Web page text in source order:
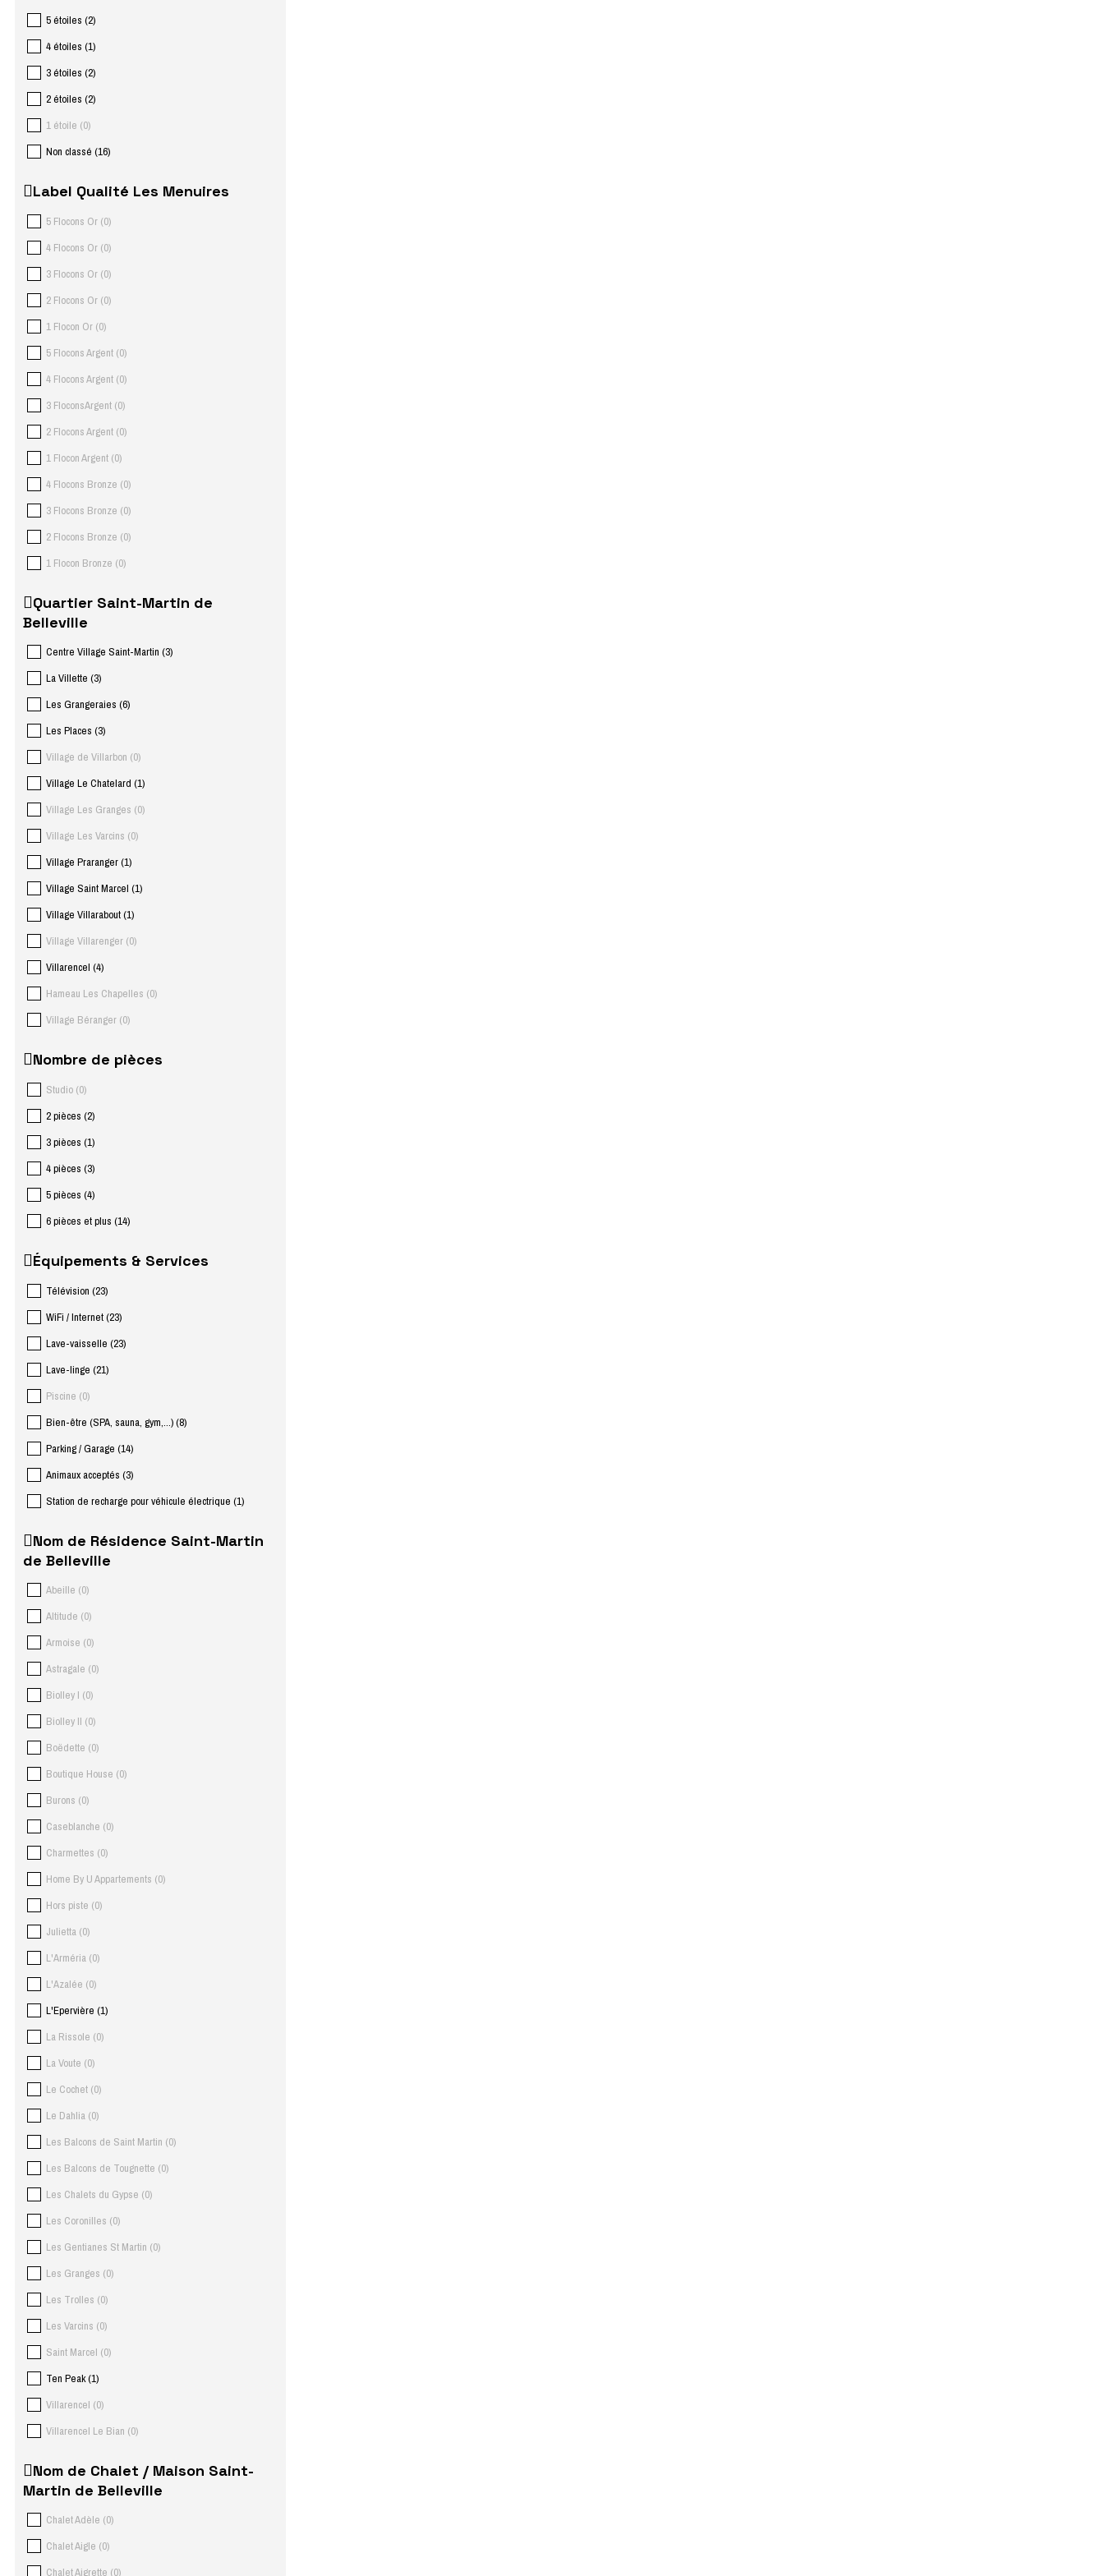
5 étoiles (2)
4 étoiles (1)
3 étoiles (2)
2 étoiles (2)
1 étoile (0)
Non classé (16)
Label Qualité Les Menuires
5 Flocons Or (0)
4 Flocons Or (0)
3 Flocons Or (0)
2 Flocons Or (0)
1 Flocon Or (0)
5 Flocons Argent (0)
4 Flocons Argent (0)
3 FloconsArgent (0)
2 Flocons Argent (0)
1 Flocon Argent (0)
4 Flocons Bronze (0)
3 Flocons Bronze (0)
2 Flocons Bronze (0)
1 Flocon Bronze (0)
Quartier Saint-Martin de
Belleville
Centre Village Saint-Martin (3)
La Villette (3)
Les Grangeraies (6)
Les Places (3)
Village de Villarbon (0)
Village Le Chatelard (1)
Village Les Granges (0)
Village Les Varcins (0)
Village Praranger(1)
Village Saint Marcel (1)
Village Villarabout(1)
Village Villarenger (0)
Villarencel (4)
Hameau Les Chapelles (0)
Village Béranger (0)
Nombre de pièces
Studio (0)
2 pièces (2)
3 pièces (1)
4 pièces (3)
5 pièces (4)
6 pièces et plus (14)
Équipements & Services
Télévision (23)
WiFi / Internet(23)
Lave-vaisselle (23)
Lave-linge (21)
Piscine (0)
Bien-être (SPA, sauna, gym,...)(8)
Parking / Garage (14)
Animaux acceptés (3)
Station de recharge pour véhicule électrique (1)
Nom de Résidence Saint-Martin
de Belleville
Abeille (0)
Altitude (0)
Armoise (0)
Astragale (0)
Biolley I (0)
Biolley II (0)
Boëdette (0)
Boutique House (0)
Burons (0)
Caseblanche (0)
Charmettes (0)
Home By U Appartements (0)
Hors piste (0)
Julietta (0)
L'Arméria (0)
L'Azalée (0)
L'Epervière (1)
La Rissole (0)
La Voute (0)
Le Cochet (0)
Le Dahlia (0)
Les Balcons de Saint Martin (0)
Les Balcons de Tougnette (0)
Les Chalets du Gypse (0)
Les Coronilles (0)
Les Gentianes St Martin (0)
Les Granges (0)
Les Trolles (0)
Les Varcins (0)
Saint Marcel (0)
Ten Peak(1)
Villarencel (0)
Villarencel Le Bian (0)
Nom de Chalet / Maison Saint-
Martin de Belleville
Chalet Adèle (0)
Chalet Aigle (0)
Chalet Aigrette (0)